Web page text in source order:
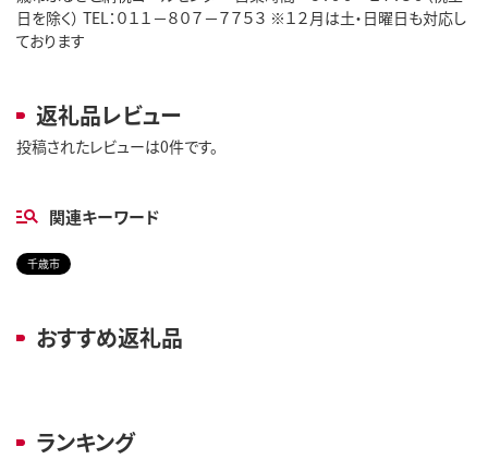
日を除く） TEL：０１１－８０７－７７５３ ※１２月は土・日曜日も対応し
ております
返礼品レビュー
投稿されたレビューは0件です。
関連キーワード
千歳市
おすすめ返礼品
ランキング